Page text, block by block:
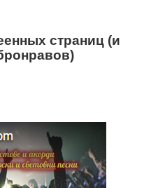
cтраниц (и